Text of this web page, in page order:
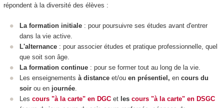
répondent à la diversité des élèves :
La formation initiale : pour poursuivre ses études avant d'entrer
dans la vie active.
L'alternance : pour associer études et pratique professionnelle, quel
que soit son âge.
La formation continue : pour se former tout au long de la vie.
Les enseignements à distance et/ou en présentiel, en cours du
soir ou en journée
Les cours "à la carte" en DGC et les cours "à la carte" en DSGC